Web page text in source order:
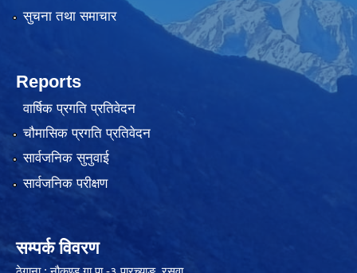
सुचना तथा समाचार
Reports
वार्षिक प्रगति प्रतिवेदन
चौमासिक प्रगति प्रतिवेदन
सार्वजनिक सुनुवाई
सार्वजनिक परीक्षण
सम्पर्क विवरण